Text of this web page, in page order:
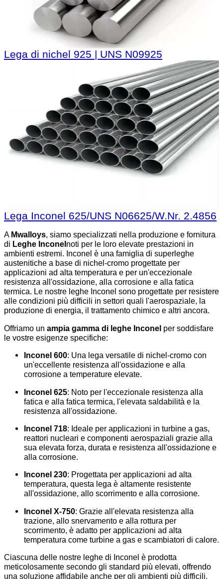
Lega di nichel 925 | UNS N09925
Lega Inconel 625/UNS N06625/W.Nr. 2.4856
A Mwalloys, siamo specializzati nella produzione e fornitura
di Leghe Inconel noti per le loro elevate prestazioni in
ambienti estremi. Inconel è una famiglia di superleghe
austenitiche a base di nichel-cromo progettate per
applicazioni ad alta temperatura e per un'eccezionale
resistenza all'ossidazione, alla corrosione e alla fatica
termica. Le nostre leghe Inconel sono progettate per resistere
alle condizioni più difficili in settori quali l'aerospaziale, la
produzione di energia, il trattamento chimico e altri ancora.
Offriamo un ampia gamma di leghe Inconel per soddisfare
le vostre esigenze specifiche:
Inconel 600: Una lega versatile di nichel-cromo con
un'eccellente resistenza all'ossidazione e alla
corrosione a temperature elevate.
Inconel 625: Noto per l'eccezionale resistenza alla
fatica e alla fatica termica, l'elevata saldabilità e la
resistenza all'ossidazione.
Inconel 718: Ideale per applicazioni in turbine a gas,
reattori nucleari e componenti aerospaziali grazie alla
sua elevata forza, durata e resistenza all'ossidazione e
alla corrosione.
Inconel 230: Progettata per applicazioni ad alta
temperatura, questa lega è altamente resistente
all'ossidazione, allo scorrimento e alla corrosione.
Inconel X-750: Grazie all'elevata resistenza alla
trazione, allo snervamento e alla rottura per
scorrimento, è adatto per applicazioni ad alta
temperatura come turbine a gas e scambiatori di calore.
Ciascuna delle nostre leghe di Inconel è prodotta
meticolosamente secondo gli standard più elevati, offrendo
una soluzione affidabile anche per gli ambienti più difficili.